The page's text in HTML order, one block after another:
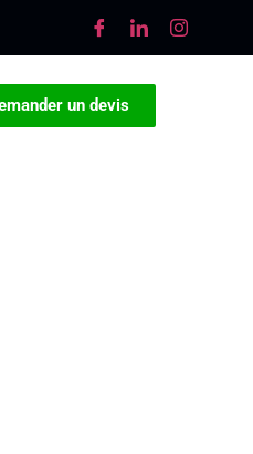
un devis